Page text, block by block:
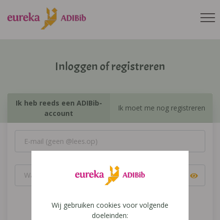
Inloggen of registreren
Ik heb reeds een ADIBib-
account
Ik moet me nog registreren
Inloggen
Wij gebruiken cookies voor volgende
doeleinden: